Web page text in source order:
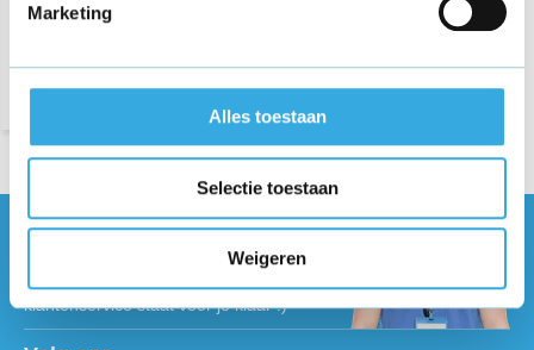
Marketing
Alles toestaan
Selectie toestaan
Weigeren
Neem contact met ons op! Onze
klantenservice staat voor je klaar :)